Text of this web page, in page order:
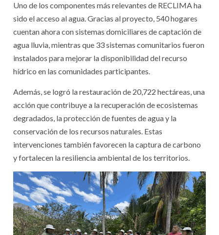
Uno de los componentes más relevantes de RECLIMA ha
sido el acceso al agua. Gracias al proyecto, 540 hogares
cuentan ahora con sistemas domiciliares de captación de
agua lluvia, mientras que 33 sistemas comunitarios fueron
instalados para mejorar la disponibilidad del recurso
hídrico en las comunidades participantes.
Además, se logró la restauración de 20,722 hectáreas, una
acción que contribuye a la recuperación de ecosistemas
degradados, la protección de fuentes de agua y la
conservación de los recursos naturales. Estas
intervenciones también favorecen la captura de carbono
y fortalecen la resiliencia ambiental de los territorios.